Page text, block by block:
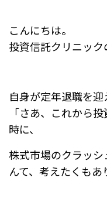
こんにちは。
投資信託クリニック
自身が定年退職を迎
「さあ、これから
時に、
株式市場のクラッ
んて、考えたくもあ